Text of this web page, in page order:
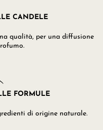
CANDELE
qualità, per una diffusione
FORMULE
di origine naturale.